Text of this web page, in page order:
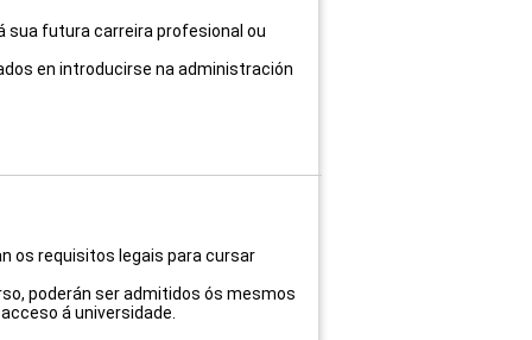
sua futura carreira profesional ou
en introducirse na administración
os requisitos legais para cursar
poderán ser admitidos ós mesmos
á universidade.